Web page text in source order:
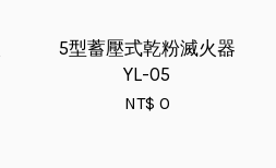
5型蓄壓式乾粉滅火器
YL-05
NT$ 0